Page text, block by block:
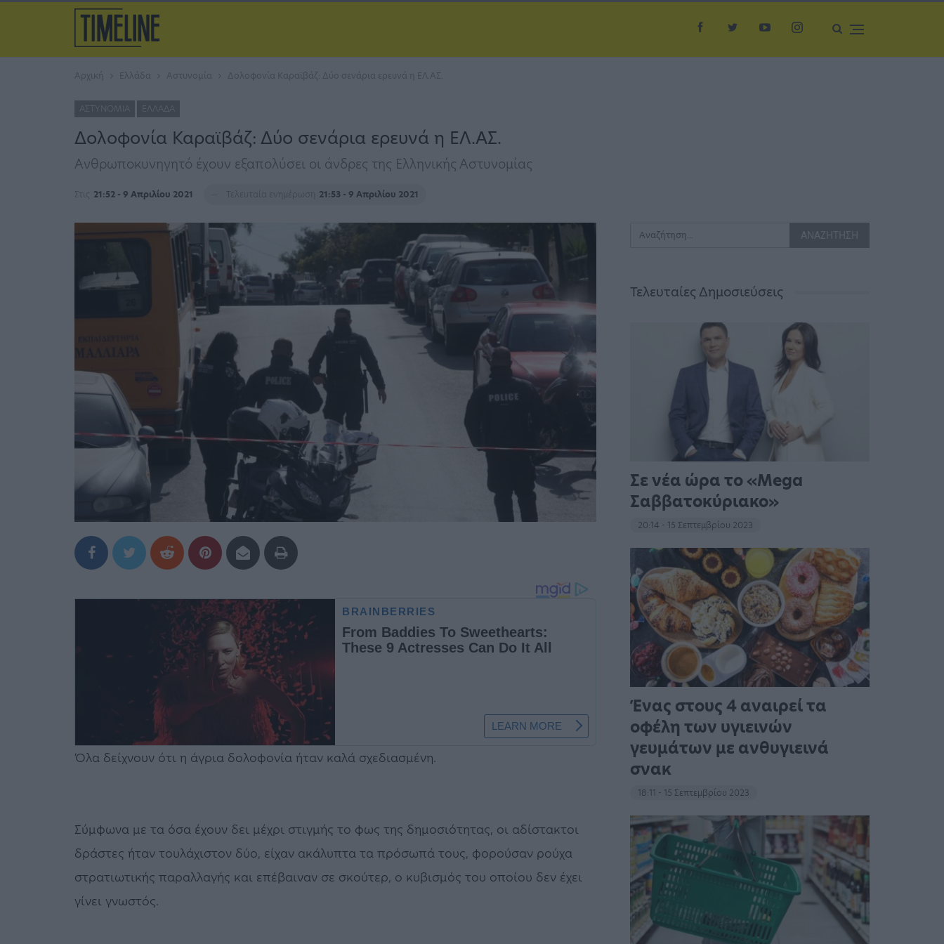
Αρχική Ελλάδα Αστυνομία Δολοφονία Καραϊβάζ: Δύο σενάρια ερευνά η ΕΛ.ΑΣ.
ΑΣΤΥΝΟΜΊΑ ΕΛΛΆΔΑ
Δολοφονία Καραϊβάζ: Δύο σενάρια ερευνά η ΕΛ.ΑΣ.
Ανθρωποκυνηγητό έχουν εξαπολύσει οι άνδρες της Ελληνικής Αστυνομίας
Στις 21:52 - 9 Απριλίου 2021 Τελευταία ενημέρωση 21:53 - 9 Απριλίου 2021
Όλα δείχνουν ότι η άγρια δολοφονία ήταν καλά σχεδιασμένη.
Σύμφωνα με τα όσα έχουν δει μέχρι στιγμής το φως της δημοσιότητας, οι αδίστακτοι
δράστες ήταν τουλάχιστον δύο, είχαν ακάλυπτα τα πρόσωπά τους, φορούσαν ρούχα
στρατιωτικής παραλλαγής και επέβαιναν σε σκούτερ, ο κυβισμός του οποίου δεν έχει
γίνει γνωστός.
Τελευταίες Δημοσιεύσεις
Σε νέα ώρα το «Mega
Σαββατοκύριακο»
20:14 - 15 Σεπτεμβρίου 2023
Ένας στους 4 αναιρεί τα
οφέλη των υγιεινών
γευμάτων με ανθυγιεινά
σνακ
18:11 - 15 Σεπτεμβρίου 2023